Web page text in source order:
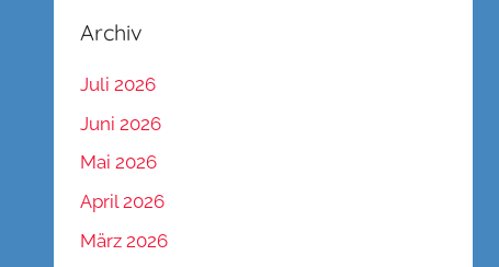
Archiv
Juli 2026
Juni 2026
Mai 2026
April 2026
März 2026